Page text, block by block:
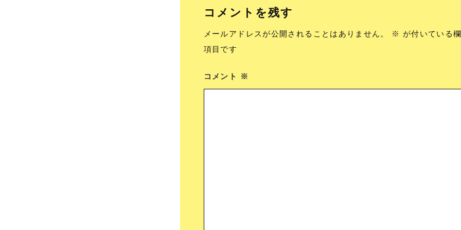
コメントを残す
メールアドレスが公開されることはありません。 ※ が付いている
項目です
コメント ※